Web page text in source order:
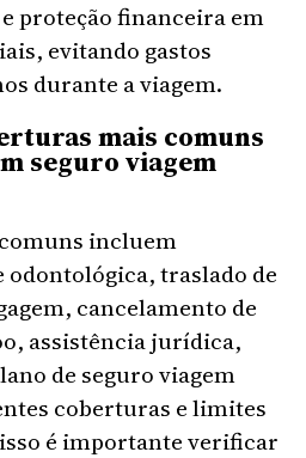
proteção financeira em
evitando gastos
durante a viagem.
mais comuns
seguro viagem
incluem
odontológica, traslado de
cancelamento de
assistência jurídica,
de seguro viagem
coberturas e limites
é importante verificar